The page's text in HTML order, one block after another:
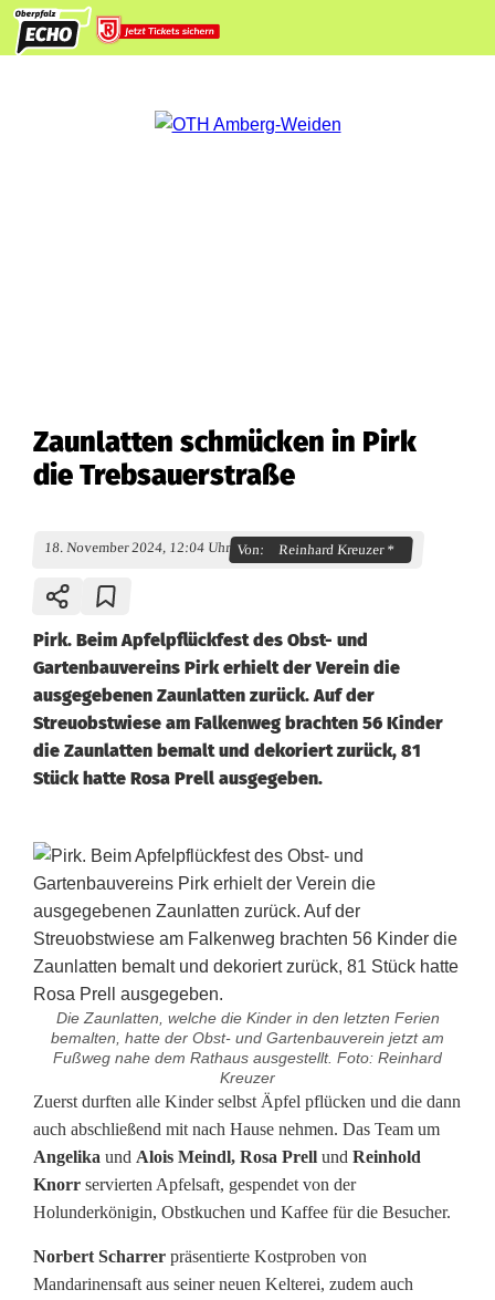
Zaunlatten schmücken in Pirk
die Trebsauerstraße
18. November 2024, 12:04 Uhr Von: Reinhard Kreuzer *
Pirk. Beim Apfelpflückfest des Obst- und
Gartenbauvereins Pirk erhielt der Verein die
ausgegebenen Zaunlatten zurück. Auf der
Streuobstwiese am Falkenweg brachten 56 Kinder
die Zaunlatten bemalt und dekoriert zurück, 81
Stück hatte Rosa Prell ausgegeben.
Die Zaunlatten, welche die Kinder in den letzten Ferien
bemalten, hatte der Obst- und Gartenbauverein jetzt am
Fußweg nahe dem Rathaus ausgestellt. Foto: Reinhard
Kreuzer
Z
a
u
l
Zuerst durften alle Kinder selbst Äpfel pflücken und die dann
auch abschließend mit nach Hause nehmen. Das Team um
Angelika und Alois Meindl, Rosa Prell und Reinhold
Knorr servierten Apfelsaft, gespendet von der
Holunderkönigin, Obstkuchen und Kaffee für die Besucher.
Norbert Scharrer präsentierte Kostproben von
Mandarinensaft aus seiner neuen Kelterei, zudem auch